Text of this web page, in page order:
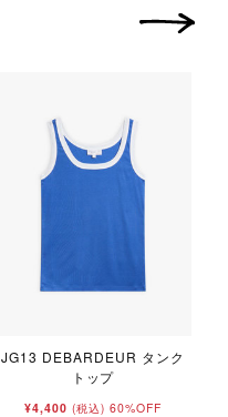
JG13 DEBARDEUR タンク
トップ
¥4,400 (税込) 60%OFF
次の画像